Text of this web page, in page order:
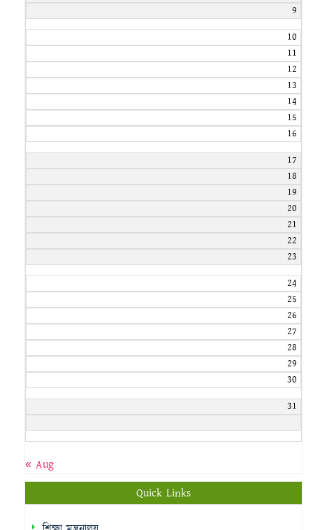
9
10
11
12
13
14
15
16
17
18
19
20
21
22
23
24
25
26
27
28
29
30
31
« Aug
Quick Links